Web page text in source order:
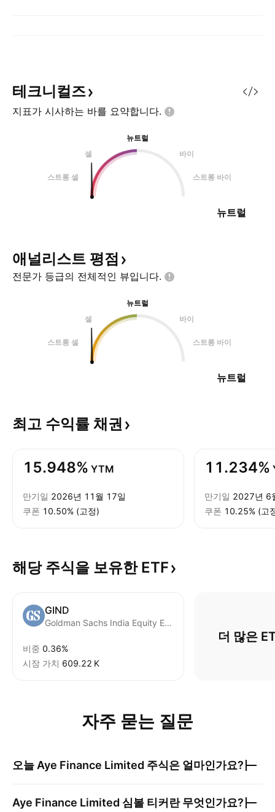
테크니컬즈
지표가 시사하는 바를 요약합니다.
뉴트럴
셀
바이
스트롱 셀 스트롱 바이
뉴트럴
애널리스트 평점
전문가 등급의 전체적인 뷰입니다.
뉴트럴
셀
바이
스트롱 셀 스트롱 바이
뉴트럴
최고 수익률 채권
15.948% YTM
만기일 2026년 11월 17일
쿠폰 10.50% (고정)
11.234%
만기일 2027년 6
쿠폰 10.25% (고
해당 주식을 보유한 ETF
GIND
Goldman Sachs India Equity ETF
비중 0.36%
시장 가치 ‪609.22 K‬
더 많은
자주 묻는 질문
오늘 Aye Finance Limited 주식은 얼마인가요?
Aye Finance Limited 심볼 티커란 무엇인가요?